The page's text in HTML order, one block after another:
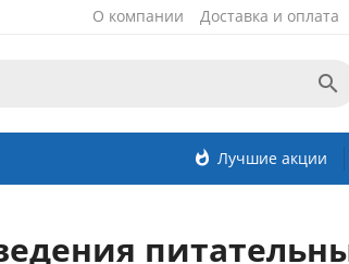
О компании Доставка и оплата

whatshot Лучшие акции